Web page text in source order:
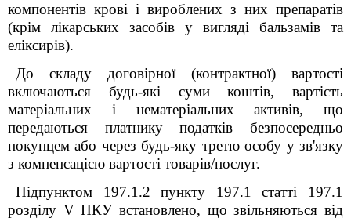
компонентів крові і вироблених з них препаратів
(крім лікарських засобів у вигляді бальзамів та
еліксирів).
До складу договірної (контрактної) вартості
включаються будь-які суми коштів, вартість
матеріальних і нематеріальних активів, що
передаються платнику податків безпосередньо
покупцем або через будь-яку третю особу у зв'язку
з компенсацією вартості товарів/послуг.
Підпунктом 197.1.2 пункту 197.1 статті 197.1
розділу VПКУ встановлено, що звільняються від